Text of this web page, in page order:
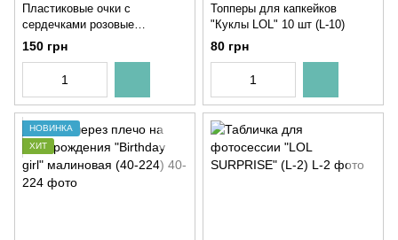
Пластиковые очки с
сердечками розовые
(R06062023)
150 грн
Топперы для капкейков
"Куклы LOL" 10 шт (L-10)
80 грн
НОВИНКА
ХИТ